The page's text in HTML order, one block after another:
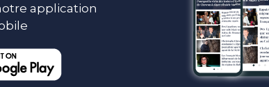
application